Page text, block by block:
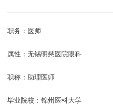
职务：医师
属性：无锡明慈医院眼科
职称：助理医师
毕业院校：锦州医科大学